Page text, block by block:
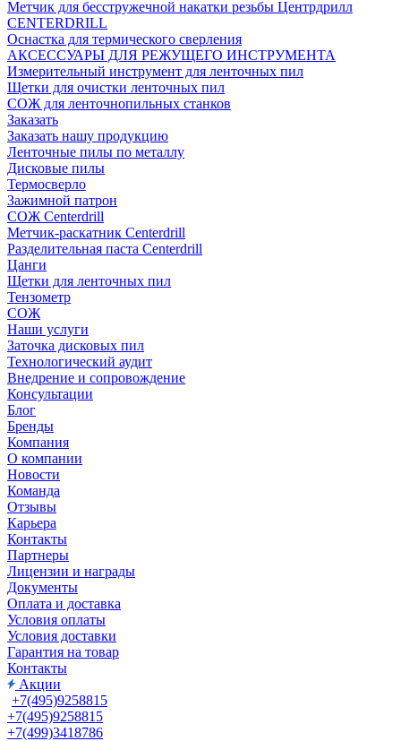
Метчик для бесстружечной накатки резьбы Центрдрилл
CENTERDRILL
Оснастка для термического сверления
АКСЕССУАРЫ ДЛЯ РЕЖУЩЕГО ИНСТРУМЕНТА
Измерительный инструмент для ленточных пил
Щетки для очистки ленточных пил
СОЖ для ленточнопильных станков
Заказать
Заказать нашу продукцию
Ленточные пилы по металлу
Дисковые пилы
Термосверло
Зажимной патрон
СОЖ Centerdrill
Метчик-раскатник Centerdrill
Разделительная паста Centerdrill
Цанги
Щетки для ленточных пил
Тензометр
СОЖ
Наши услуги
Заточка дисковых пил
Технологический аудит
Внедрение и сопровождение
Консультации
Блог
Бренды
Компания
О компании
Новости
Команда
Отзывы
Карьера
Контакты
Партнеры
Лицензии и награды
Документы
Оплата и доставка
Условия оплаты
Условия доставки
Гарантия на товар
Контакты
Акции
+7(495)9258815
+7(495)9258815
+7(499)3418786